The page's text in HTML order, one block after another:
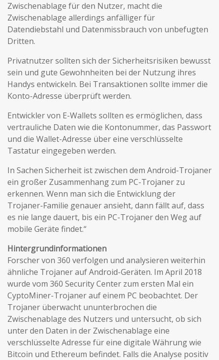
Zwischenablage für den Nutzer, macht die
Zwischenablage allerdings anfälliger für
Datendiebstahl und Datenmissbrauch von unbefugten
Dritten.
Privatnutzer sollten sich der Sicherheitsrisiken bewusst
sein und gute Gewohnheiten bei der Nutzung ihres
Handys entwickeln. Bei Transaktionen sollte immer die
Konto-Adresse überprüft werden.
Entwickler von E-Wallets sollten es ermöglichen, dass
vertrauliche Daten wie die Kontonummer, das Passwort
und die Wallet-Adresse über eine verschlüsselte
Tastatur eingegeben werden.
In Sachen Sicherheit ist zwischen dem Android-Trojaner
ein großer Zusammenhang zum PC-Trojaner zu
erkennen. Wenn man sich die Entwicklung der
Trojaner-Familie genauer ansieht, dann fällt auf, dass
es nie lange dauert, bis ein PC-Trojaner den Weg auf
mobile Geräte findet.“
Hintergrundinformationen
Forscher von 360 verfolgen und analysieren weiterhin
ähnliche Trojaner auf Android-Geräten. Im April 2018
wurde vom 360 Security Center zum ersten Mal ein
CyptoMiner-Trojaner auf einem PC beobachtet. Der
Trojaner überwacht ununterbrochen die
Zwischenablage des Nutzers und untersucht, ob sich
unter den Daten in der Zwischenablage eine
verschlüsselte Adresse für eine digitale Währung wie
Bitcoin und Ethereum befindet. Falls die Analyse positiv